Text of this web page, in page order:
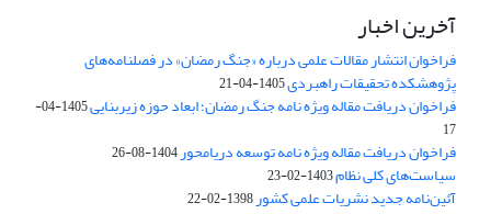
آخرین اخبار
فراخوان انتشار مقالات علمی درباره «جنگ رمضان» در فصلنامه‌های
پژوهشکده تحقیقات راهبردی1405-04-21
فراخوان دریافت مقاله ویژه نامه جنگ رمضان؛ ابعاد حوزه زیربنایی
1405-04-
17
فراخوان دریافت مقاله ویژه نامه توسعه دریامحور1404-08-26
سیاست‌های کلی نظام1403-02-23
آئین‌نامه جدید نشریات علمی کشور1398-02-22